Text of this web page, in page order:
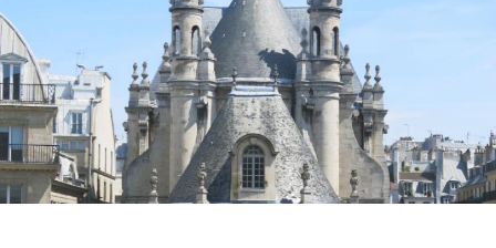
DISCOGRAPHIE
Nous soutenir Vidéos
Actualités
Rechercher